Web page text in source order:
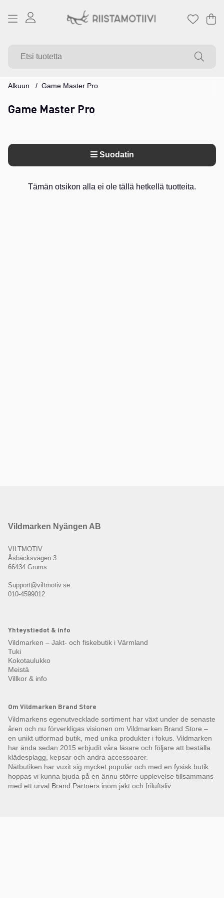
.
Alkuun Game Master Pro
Game Master Pro
Suodatin
TuotteetTämän otsikon alla ei ole tällä hetkellä tuotteita.
Vildmarken Nyängen AB
VILTMOTIV
Åsbäcksvägen 3
66434 Grums
Support@viltmotiv.se
010-4599012
Yhteystiedot & info
Vildmarken – Jakt- och fiskebutik i Värmland
Tuki
Kokotaulukko
Meistä
Villkor & info
Om Vildmarken Brand Store
Vildmarkens egenutvecklade sortiment har växt under de senaste
åren och nu förverkligas visionen om Vildmarken Brand Store –
en unikt utformad butik, med unika produkter i fokus. Vildmarken
har ända sedan 2015 erbjudit våra läsare och följare att beställa
klädesplagg, kepsar och andra accessoarer.
Nätbutiken har vuxit sig mycket populär och med en fysisk butik
hoppas vi kunna bjuda på en ännu större upplevelse tillsammans
med ett urval Brand Partners inom jakt och friluftsliv.